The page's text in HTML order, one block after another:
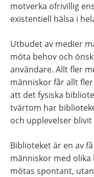
motverka ofrivillig
existentiell hälsa i
Utbudet av medier
möta behov och
användare. Allt fler
människor får allt
att det fysiska
tvärtom har
och upplevelser
Biblioteket är en av
människor med
mötas spontant,